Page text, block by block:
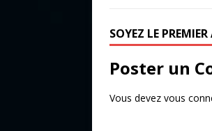
o
o
k
r
SOYEZ LE
Poster un
Vous devez vous